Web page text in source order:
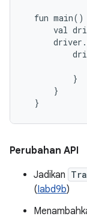
fun main()
val
driver .
}
}
}
Perubahan API
Jadikan
(Iabd9b)